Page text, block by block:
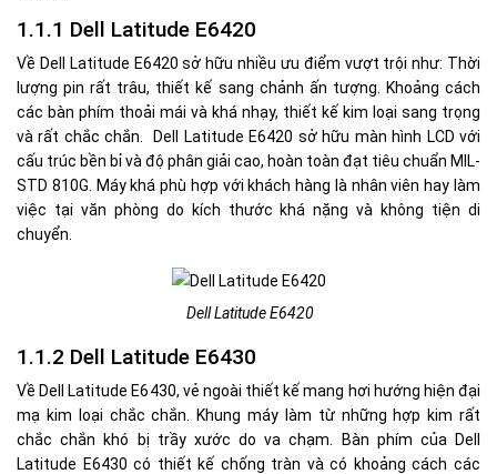
1.1.1 Dell Latitude E6420
Về Dell Latitude E6420 sở hữu nhiều ưu điểm vượt trội như: Thời
lượng pin rất trâu, thiết kế sang chảnh ấn tượng. Khoảng cách
các bàn phím thoải mái và khá nhạy, thiết kế kim loại sang trọng
và rất chắc chắn. Dell Latitude E6420 sở hữu màn hình LCD với
cấu trúc bền bỉ và độ phân giải cao, hoàn toàn đạt tiêu chuẩn MIL-
STD 810G. Máy khá phù hợp với khách hàng là nhân viên hay làm
việc tại văn phòng do kích thước khá nặng và không tiện di
chuyển.
Dell Latitude E6420
1.1.2 Dell Latitude E6430
Về Dell Latitude E6430, vẻ ngoài thiết kế mang hơi hướng hiện đại
mạ kim loại chắc chắn. Khung máy làm từ những hợp kim rất
chắc chắn khó bị trầy xước do va chạm. Bàn phím của Dell
Latitude E6430 có thiết kế chống tràn và có khoảng cách các